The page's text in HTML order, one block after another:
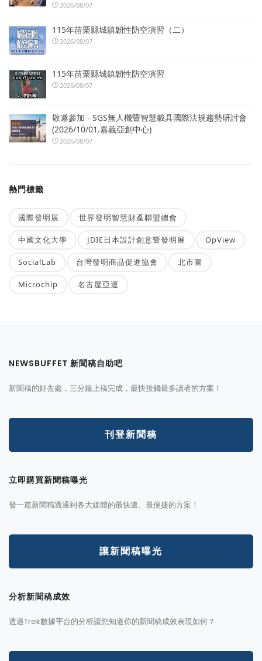
2026/08/07
115年苗栗縣城鎮韌性防空演習（二）
2026/08/07
115年苗栗縣城鎮韌性防空演習
2026/08/07
敬邀參加 - SGS無人機暨智慧載具國際法規趨勢研討會
(2026/10/01.嘉義亞創中心)
2026/08/07
熱門標籤
國際發明展 世界發明智慧財產聯盟總會
中國文化大學 JDIE日本設計創意暨發明展 OpView
SocialLab 台灣發明商品促進協會 北市圖
Microchip 名古屋亞運
NEWSBUFFET 新聞稿自助吧
新聞稿的好去處，三分鐘上稿完成，最快接觸最多讀者的方案！
刊登新聞稿
立即購買新聞稿曝光
發一篇新聞稿透通到各大媒體的最快速、最便捷的方案！
讓新聞稿曝光
分析新聞稿成效
透過Trek數據平台的分析讓您知道你的新聞稿成效表現如何？